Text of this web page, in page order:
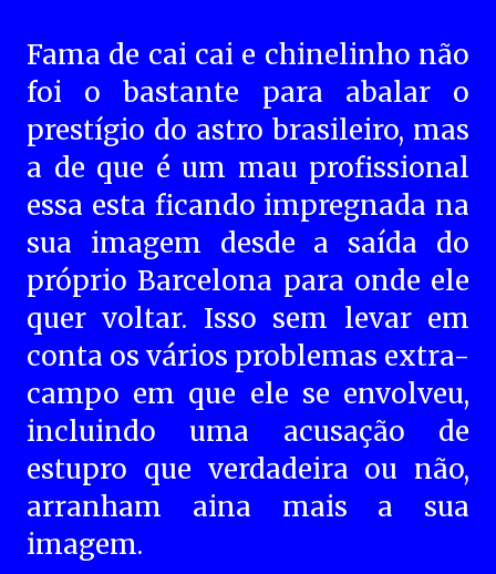
Fama de cai cai e chinelinho não
foi o bastante para abalar o
prestígio do astro brasileiro, mas
a de que é um mau profissional
essa esta ficando impregnada na
sua imagem desde a saída do
próprio Barcelona para onde ele
quer voltar. Isso sem levar em
conta os vários problemas extra-
campo em que ele se envolveu,
incluindo uma acusação de
estupro que verdadeira ou não,
arranham aina mais a sua
imagem.